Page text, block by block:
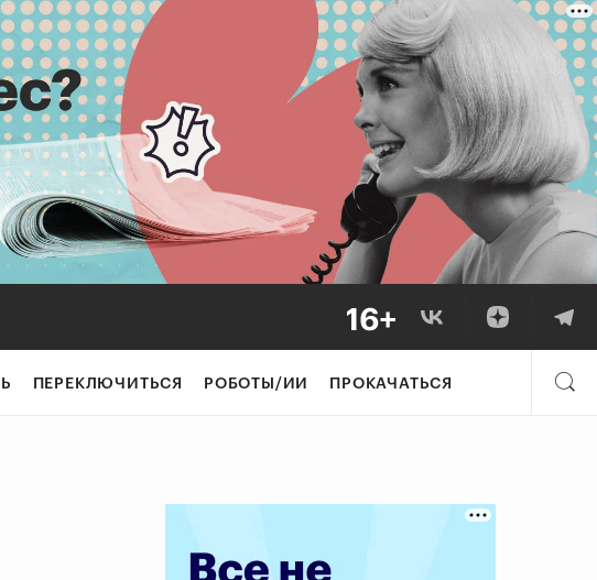
ПЕРЕКЛЮЧИТЬСЯ РОБОТЫ/ИИ ПРОКАЧАТЬСЯ